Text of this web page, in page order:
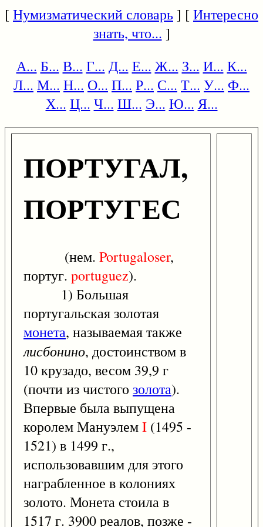
[Нумизматический словарь] [Интересно
знать, что... ]
А... Б... В... Г... Д... Е... Ж... З... И... К...
Л... М... Н... О... П... Р... С... Т... У... Ф...
Х... Ц... Ч... Ш... Э... Ю... Я...
ПОРТУГАЛ,
ПОРТУГЕС
(нем. Portugaloser,
португ. portuguez).
1) Большая
португальская золотая
монета, называемая также
лисбонино, достоинством в
10 крузадо, весом 39,9 г
(почти из чистого золота).
Впервые была выпущена
королем МануэлемI (1495 -
1521) в 1499 г.,
использовавшим для этого
награбленное в колониях
золото. Монета стоила в
1517 г. 3900 реалов, позже -